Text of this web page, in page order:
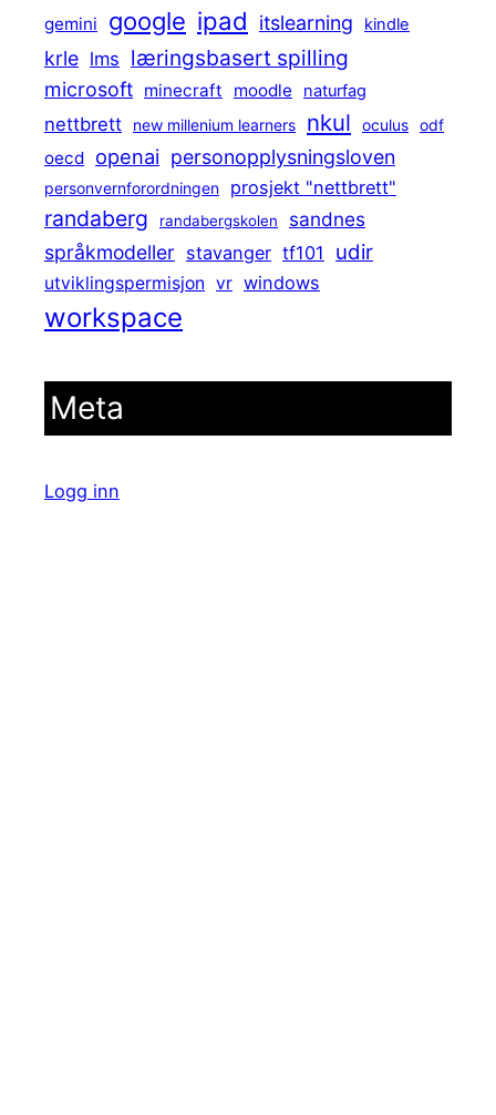
gemini google ipad itslearning kindle
krle lms læringsbasert spilling
microsoft minecraft moodle naturfag
nettbrett new millenium learners nkul oculus odf
oecd openai personopplysningsloven
personvernforordningen prosjekt "nettbrett"
randaberg randabergskolen
sandnes
språkmodeller stavanger tf101 udir
utviklingspermisjon vr windows
workspace
Meta
Logg inn